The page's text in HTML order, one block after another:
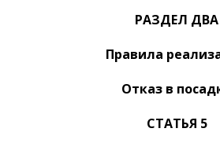
РАЗДЕЛ ДВА
Правила
Отказ в
СТАТЬЯ 5